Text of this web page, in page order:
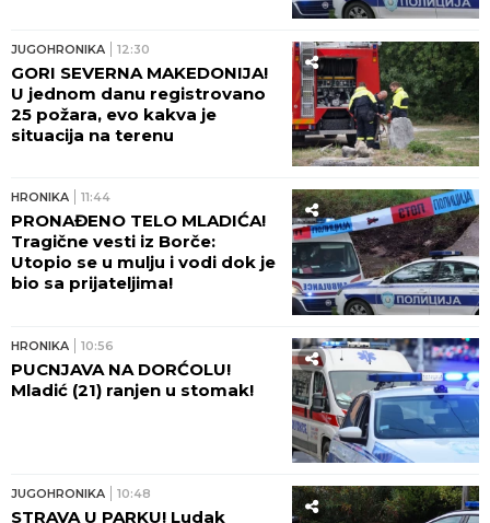
JUGOHRONIKA 12:30
GORI SEVERNA MAKEDONIJA!
U jednom danu registrovano
25 požara, evo kakva je
situacija na terenu
HRONIKA 11:44
PRONAĐENO TELO MLADIĆA!
Tragične vesti iz Borče:
Utopio se u mulju i vodi dok je
bio sa prijateljima!
HRONIKA 10:56
PUCNJAVA NA DORĆOLU!
Mladić (21) ranjen u stomak!
JUGOHRONIKA 10:48
STRAVA U PARKU! Ludak